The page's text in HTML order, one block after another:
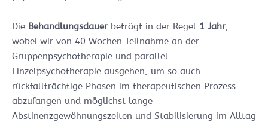
Die Behandlungsdauerbeträgt in der Regel 1 Jahr,
wobei wir von 40 Wochen Teilnahme an der
Gruppenpsychotherapie und parallel
Einzelpsychotherapie ausgehen, um so auch
rückfallträchtige Phasen im therapeutischen Prozess
abzufangen und möglichst lange
Abstinenzgewöhnungszeiten und Stabilisierung im Alltag